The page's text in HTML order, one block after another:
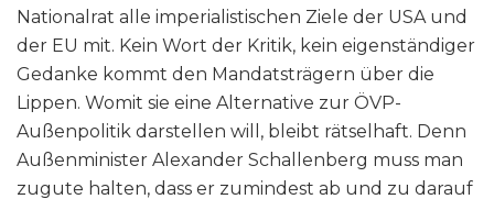
Nationalrat alle imperialistischen Ziele der USA und
der EU mit. Kein Wort der Kritik, kein eigenständiger
Gedanke kommt den Mandatsträgern über die
Lippen. Womit sie eine Alternative zur ÖVP-
Außenpolitik darstellen will, bleibt rätselhaft. Denn
Außenminister Alexander Schallenberg muss man
zugute halten, dass er zumindest ab und zu darauf